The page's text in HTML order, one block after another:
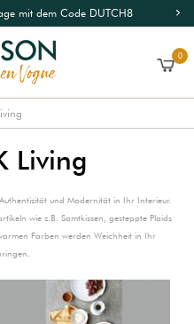
mit dem Code DUTCH8
0
Living
Authentizität und Modernität in Ihr Interieur.
wie z.B. Samtkissen, gesteppte Plaids
Farben werden Weichheit in Ihr